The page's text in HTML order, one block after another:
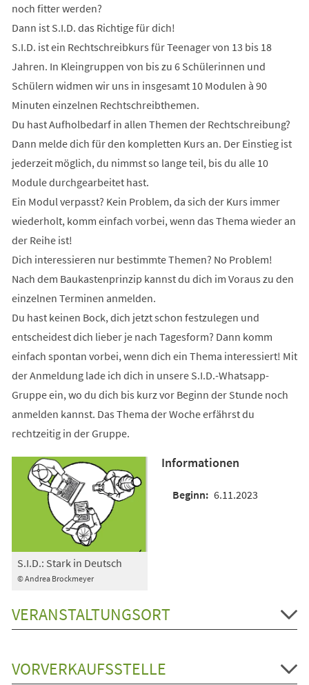
noch fitter werden?
Dann ist S.I.D. das Richtige für dich!
S.I.D. ist ein Rechtschreibkurs für Teenager von 13 bis 18
Jahren. In Kleingruppen von bis zu 6 Schülerinnen und
Schülern widmen wir uns in insgesamt 10 Modulen à 90
Minuten einzelnen Rechtschreibthemen.
Du hast Aufholbedarf in allen Themen der Rechtschreibung?
Dann melde dich für den kompletten Kurs an. Der Einstieg ist
jederzeit möglich, du nimmst so lange teil, bis du alle 10
Module durchgearbeitet hast.
Ein Modul verpasst? Kein Problem, da sich der Kurs immer
wiederholt, komm einfach vorbei, wenn das Thema wieder an
der Reihe ist!
Dich interessieren nur bestimmte Themen? No Problem!
Nach dem Baukastenprinzip kannst du dich im Voraus zu den
einzelnen Terminen anmelden.
Du hast keinen Bock, dich jetzt schon festzulegen und
entscheidest dich lieber je nach Tagesform? Dann komm
einfach spontan vorbei, wenn dich ein Thema interessiert! Mit
der Anmeldung lade ich dich in unsere S.I.D.-Whatsapp-
Gruppe ein, wo du dich bis kurz vor Beginn der Stunde noch
anmelden kannst. Das Thema der Woche erfährst du
rechtzeitig in der Gruppe.
© Andrea Brockmeyer
S.I.D.: Stark in Deutsch
Informationen
6.11.2023
VERANSTALTUNGSORT
VORVERKAUFSSTELLE